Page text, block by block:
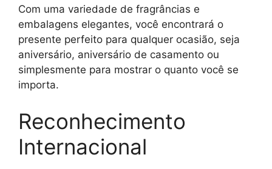
Com uma variedade de fragrâncias e
embalagens elegantes, você encontrará o
presente perfeito para qualquer ocasião, seja
aniversário, aniversário de casamento ou
simplesmente para mostrar o quanto você se
importa.
Reconhecimento
Internacional